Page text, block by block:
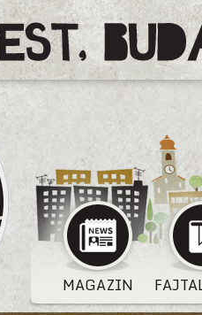
MAGAZIN